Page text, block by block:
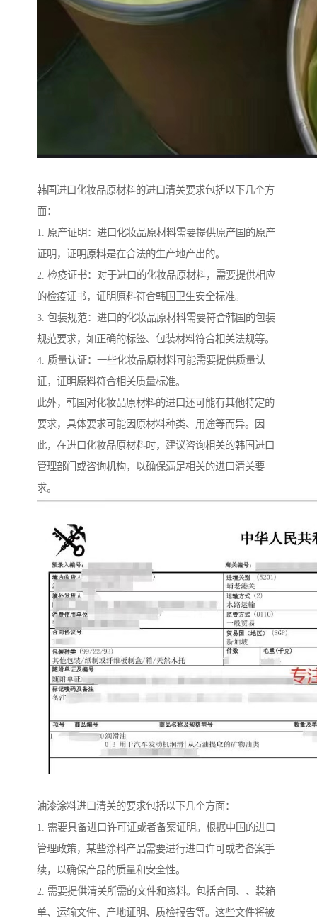
韩国进口化妆品原材料的进口清关要求包括以下几个方
面：
1. 原产证明：进口化妆品原材料需要提供原产国的原产
证明，证明原料是在合法的生产地产出的。
2. 检疫证书：对于进口的化妆品原材料，需要提供相应
的检疫证书，证明原料符合韩国卫生安全标准。
3. 包装规范：进口的化妆品原材料需要符合韩国的包装
规范要求，如正确的标签、包装材料符合相关法规等。
4. 质量认证：一些化妆品原材料可能需要提供质量认
证，证明原料符合相关质量标准。
此外，韩国对化妆品原材料的进口还可能有其他特定的
要求，具体要求可能因原材料种类、用途等而异。因
此，在进口化妆品原材料时，建议咨询相关的韩国进口
管理部门或咨询机构，以确保满足相关的进口清关要
求。
油漆涂料进口清关的要求包括以下几个方面：
1. 需要具备进口许可证或者备案证明。根据中国的进口
管理政策，某些涂料产品需要进行进口许可或者备案手
续，以确保产品的质量和安全性。
2. 需要提供清关所需的文件和资料。包括合同、、装箱
单、运输文件、产地证明、质检报告等。这些文件将被